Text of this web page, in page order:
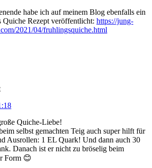
habe ich auf meinem Blog ebenfalls ein
Quiche Rezept veröffentlicht: https://jung-
2021/04/fruhlingsquiche.html
Quiche-Liebe!
selbst gemachten Teig auch super hilft für
Ausrollen: 1 EL Quark! Und dann auch 30
Danach ist er nicht zu bröselig beim
Form 😊